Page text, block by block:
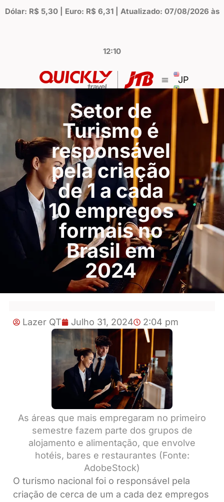
Dólar: R$ 5,30 | Euro: R$ 6,31 | Atualizado: 07/08/2026 às
12:10
JP
Setor de
Turismo é
responsável
pela criação
de 1 a cada
10 empregos
formais no
Brasil em
2024
Lazer QT Julho 31, 2024 2:04 pm
As áreas que mais empregaram no primeiro
semestre fazem parte dos grupos de
alojamento e alimentação, que envolve
hotéis, bares e restaurantes (Fonte:
AdobeStock)
O turismo nacional foi o responsável pela
criação de cerca de um a cada dez empregos